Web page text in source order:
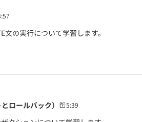
文の実行について学習します。
ロールバック） 5:39